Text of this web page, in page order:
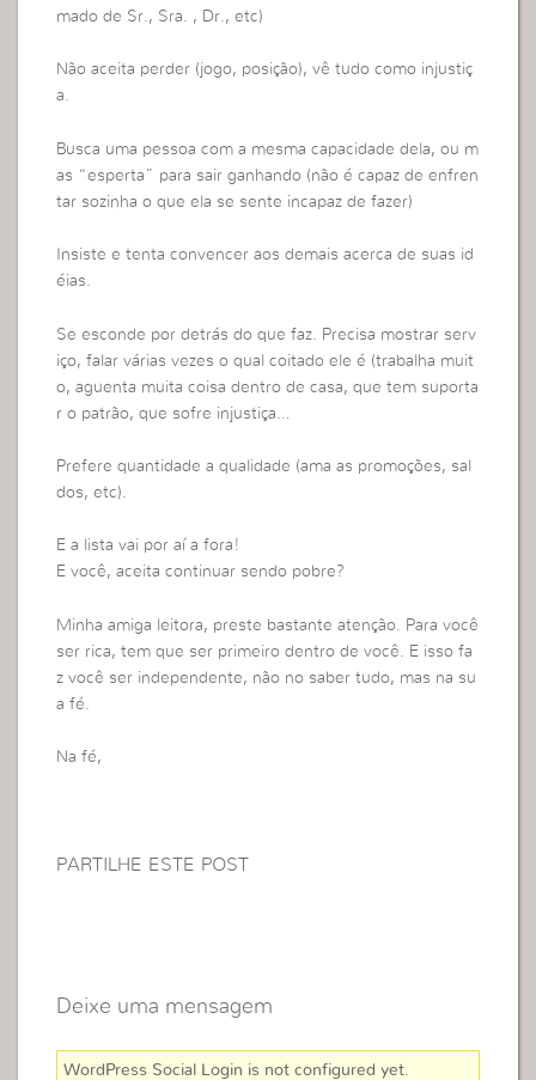
mado de Sr., Sra. , Dr., etc)
Não aceita perder (jogo, posição), vê tudo como injustiç
a.
Busca uma pessoa com a mesma capacidade dela, ou m
as “esperta” para sair ganhando (não é capaz de enfren
tar sozinha o que ela se sente incapaz de fazer)
Insiste e tenta convencer aos demais acerca de suas id
éias.
Se esconde por detrás do que faz. Precisa mostrar serv
iço, falar várias vezes o qual coitado ele é (trabalha muit
o, aguenta muita coisa dentro de casa, que tem suporta
r o patrão, que sofre injustiça…
Prefere quantidade a qualidade (ama as promoções, sal
dos, etc).
E a lista vai por aí a fora!
E você, aceita continuar sendo pobre?
Minha amiga leitora, preste bastante atenção. Para você
ser rica, tem que ser primeiro dentro de você. E isso fa
z você ser independente, não no saber tudo, mas na su
a fé.
Na fé,
PARTILHE ESTE POST
Deixe uma mensagem
WordPress Social Login is not configured yet.